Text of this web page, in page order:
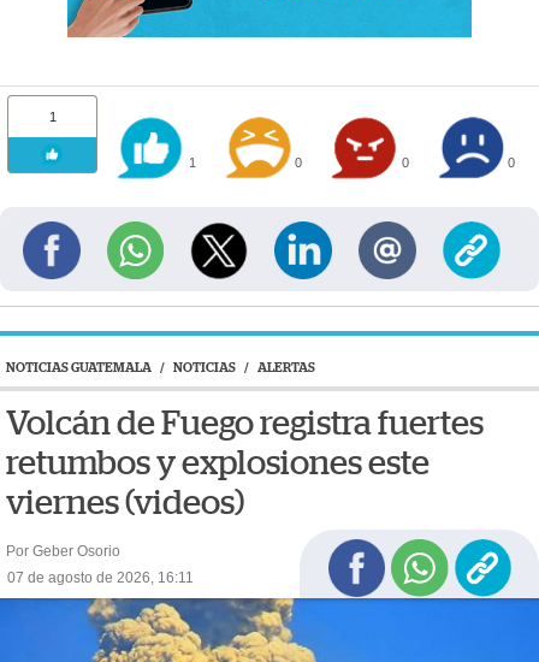
1
1 0 0 0
NOTICIAS GUATEMALA / NOTICIAS / ALERTAS
Volcán de Fuego registra fuertes
retumbos y explosiones este
viernes (videos)
Por Geber Osorio
07 de agosto de 2026, 16:11